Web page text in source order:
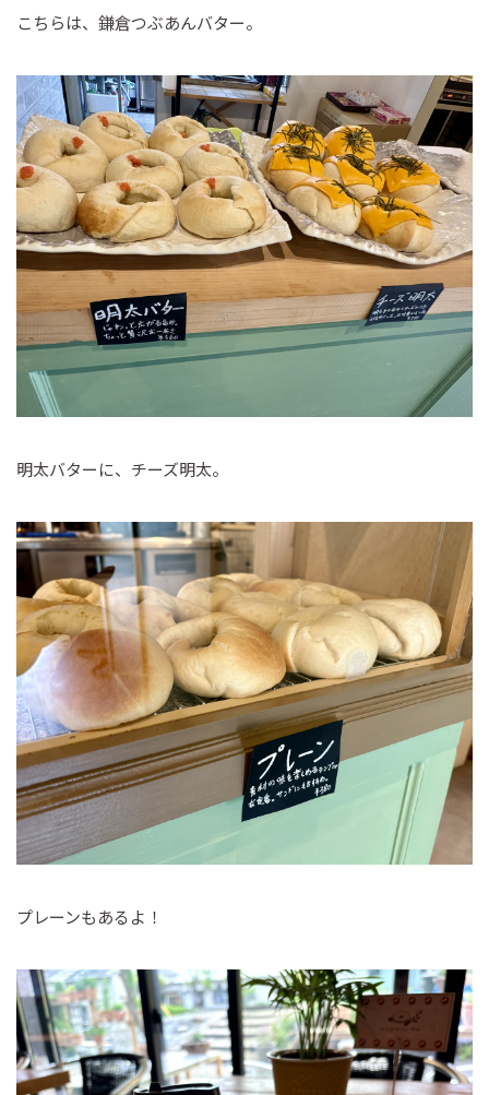
こちらは、鎌倉つぶあんバター。
明太バターに、チーズ明太。
プレーンもあるよ！